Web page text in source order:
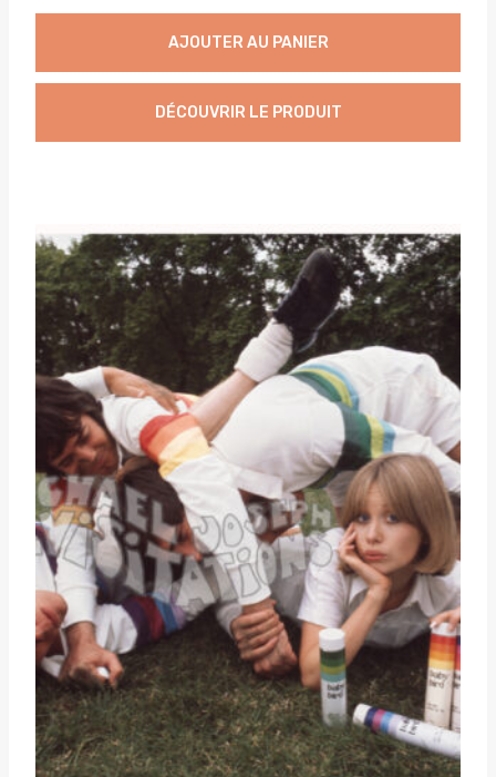
AJOUTER AU PANIER
DÉCOUVRIR LE PRODUIT